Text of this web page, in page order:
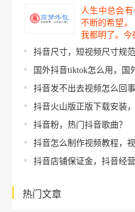
人生中总会
不断的希望。
我都明了。
抖音尺寸，短视频尺寸规范
国外抖音tiktok怎么用，国
抖音发不出去视频怎么回
抖音火山版正版下载安装
抖音粉，热门抖音歌曲？
抖音怎么制作视频教程，
抖音店铺保证金，抖音经营
热门文章